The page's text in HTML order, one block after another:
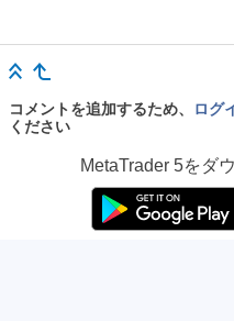
コメントを追加するため、 ログ
ください
MetaTrader 5をダ